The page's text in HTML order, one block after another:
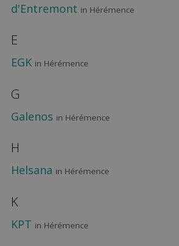
d'Entremont in Hérémence
E
EGK in Hérémence
G
Galenos in Hérémence
H
Helsana in Hérémence
K
KPT in Hérémence